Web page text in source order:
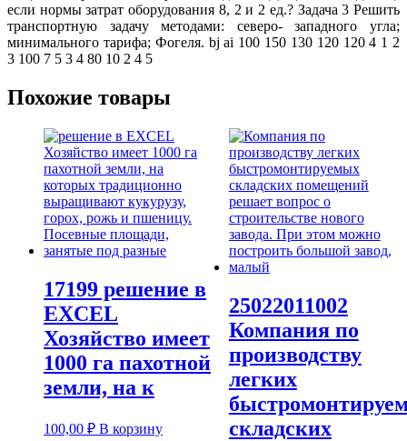
если нормы затрат оборудования 8, 2 и 2 ед.? Задача 3 Решить
транспортную задачу методами: северо- западного угла;
минимального тарифа; Фогеля. bj ai 100 150 130 120 120 4 1 2
3 100 7 5 3 4 80 10 2 4 5
Похожие товары
17199 решение в
EXCEL
Хозяйство имеет
1000 га пахотной
земли, на к
100,00 ₽ В корзину
25022011002
Компания по
производству
легких
складских